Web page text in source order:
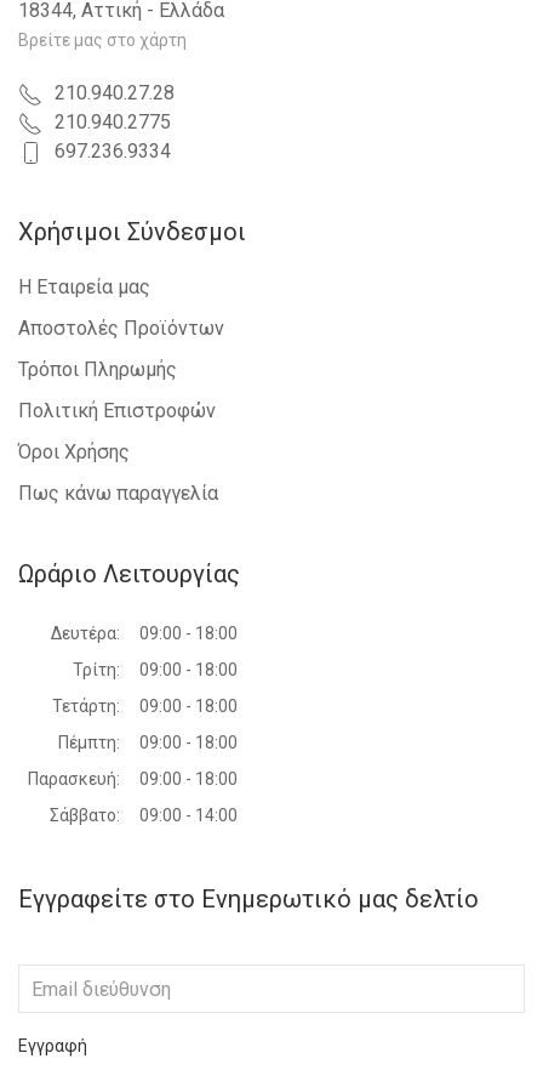
NISSAN - INTERSTAR - 2002-2009
18344, Αττική - Ελλάδα
Βρείτε μας στο χάρτη
210.940.27.28
210.940.2775
697.236.9334
Χρήσιμοι Σύνδεσμοι
Η Εταιρεία μας
Αποστολές Προϊόντων
Τρόποι Πληρωμής
Πολιτική Επιστροφών
Όροι Χρήσης
Πως κάνω παραγγελία
Ωράριο Λειτουργίας
Δευτέρα:
09:00 - 18:00
Τρίτη:
09:00 - 18:00
Τετάρτη:
09:00 - 18:00
Πέμπτη:
09:00 - 18:00
Παρασκευή:
09:00 - 18:00
Σάββατο:
09:00 - 14:00
Εγγραφείτε στο Ενημερωτικό μας δελτίο
Εγγραφή